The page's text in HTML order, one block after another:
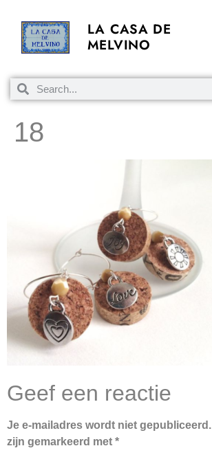
LA CASA DE
MELVINO
18
Geef een reactie
Je e-mailadres wordt niet gepubliceerd.
zijn gemarkeerd met *